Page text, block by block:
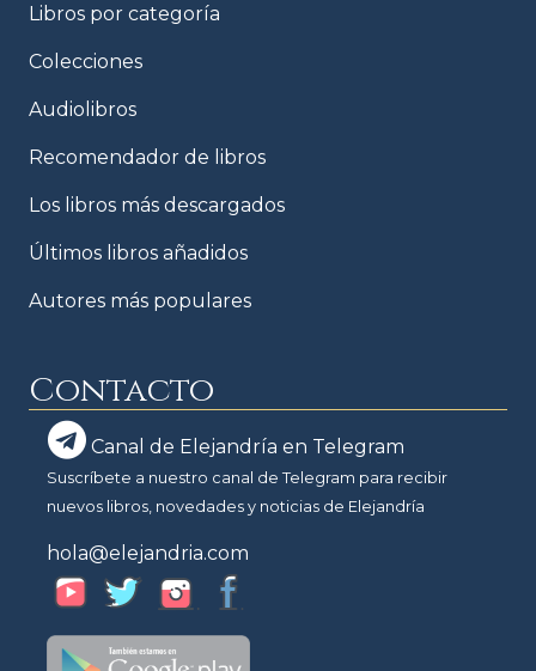
Libros por categoría
Colecciones
Audiolibros
Recomendador de libros
Los libros más descargados
Últimos libros añadidos
Autores más populares
Contacto
Canal de Elejandría en Telegram
Suscríbete a nuestro canal de Telegram para recibir
nuevos libros, novedades y noticias de Elejandría
hola@elejandria.com